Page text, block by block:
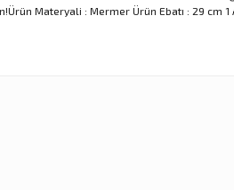
Materyali : Mermer Ürün Ebatı : 29 cm 1